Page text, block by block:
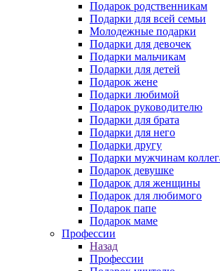
Подарок родственникам
Подарки для всей семьи
Молодежные подарки
Подарки для девочек
Подарки мальчикам
Подарки для детей
Подарок жене
Подарки любимой
Подарок руководителю
Подарки для брата
Подарки для него
Подарки другу
Подарки мужчинам
Подарок девушке
Подарок для женщины
Подарок для любимого
Подарок папе
Подарок маме
Профессии
Назад
Профессии